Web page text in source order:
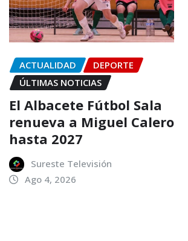
ACTUALIDAD
DEPORTE
ÚLTIMAS NOTICIAS
El Albacete Fútbol Sala
renueva a Miguel Calero
hasta 2027
Sureste Televisión
Ago 4, 2026